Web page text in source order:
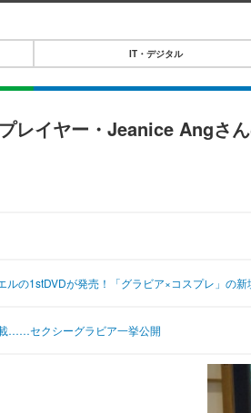
IT・デジタルTOP
音楽
ペット
その他
IT・デジタル
レイヤー・Jeanice Angさ
ルの1stDVDが発売！「グラビア×コスプレ」の
……セクシーグラビア一挙公開